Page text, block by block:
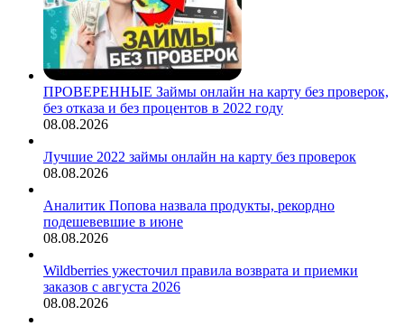
ПРОВЕРЕННЫЕ Займы онлайн на карту без проверок,
без отказа и без процентов в 2022 году
08.08.2026
Лучшие 2022 займы онлайн на карту без проверок
08.08.2026
Аналитик Попова назвала продукты, рекордно
подешевевшие в июне
08.08.2026
Wildberries ужесточил правила возврата и приемки
заказов с августа 2026
08.08.2026